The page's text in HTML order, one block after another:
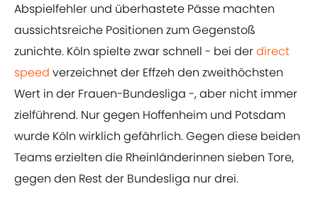
Abspielfehler und überhastete Pässe machten
aussichtsreiche Positionen zum Gegenstoß
zunichte. Köln spielte zwar schnell - bei derdirect
speed verzeichnet der Effzeh den zweithöchsten
Wert in der Frauen-Bundesliga -, aber nicht immer
zielführend. Nur gegen Hoffenheim und Potsdam
wurde Köln wirklich gefährlich. Gegen diese beiden
Teams erzielten die Rheinländerinnen sieben Tore,
gegen den Rest der Bundesliga nur drei.